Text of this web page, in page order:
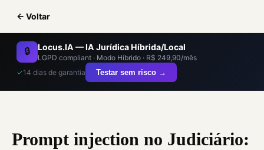
← Voltar
🔒 Locus.IA — IA Jurídica Híbrida/Local
LGPD compliant · Modo Híbrido · R$ 249,90/mês
✓14 dias de garantia Testar sem risco →
Prompt injection no Judiciário: